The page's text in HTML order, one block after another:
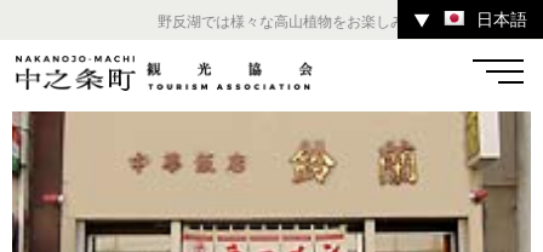
野反湖では様々な高山植物をお楽しみいただけます。 ／
▼ 日本語
温泉 スポット